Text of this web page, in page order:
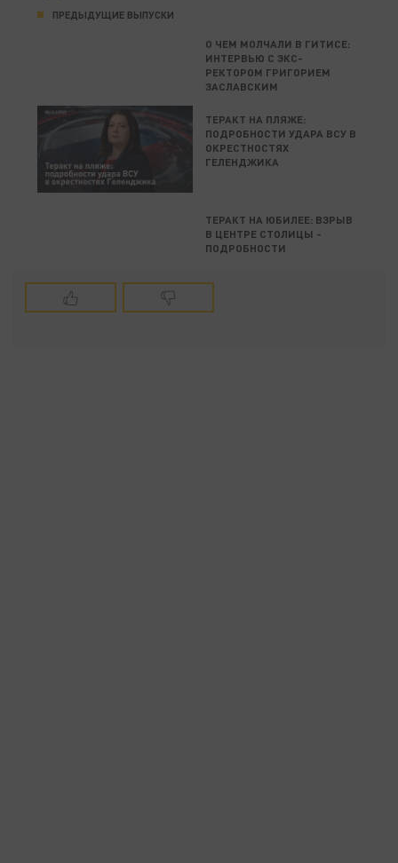
ПРЕДЫДУЩИЕ ВЫПУСКИ
О ЧЕМ МОЛЧАЛИ В ГИТИСЕ:
ИНТЕРВЬЮ С ЭКС-
РЕКТОРОМ ГРИГОРИЕМ
ЗАСЛАВСКИМ
ТЕРАКТ НА ПЛЯЖЕ:
ПОДРОБНОСТИ УДАРА ВСУ В
ОКРЕСТНОСТЯХ
ГЕЛЕНДЖИКА
ТЕРАКТ НА ЮБИЛЕЕ: ВЗРЫВ
В ЦЕНТРЕ СТОЛИЦЫ -
ПОДРОБНОСТИ